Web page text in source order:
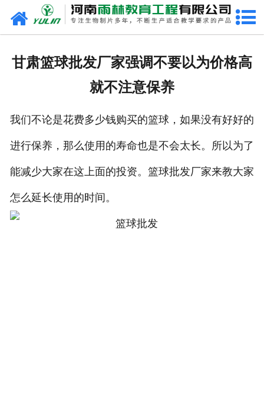
网站首页
联系我们
甘肃篮球批发厂家强调不要以为价格高
就不注意保养
我们不论是花费多少钱购买的篮球，如果没有好好的
进行保养，那么使用的寿命也是不会太长。所以为了
能减少大家在这上面的投资。篮球批发厂家来教大家
怎么延长使用的时间。